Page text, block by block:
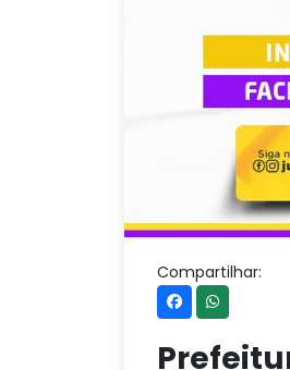
Compartilhar: